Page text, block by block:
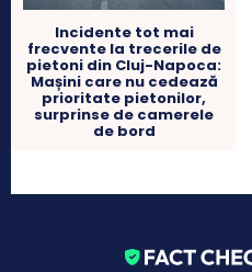
Incidente tot mai
frecvente la trecerile de
pietoni din Cluj-Napoca:
Mașini care nu cedează
prioritate pietonilor,
surprinse de camerele
de bord